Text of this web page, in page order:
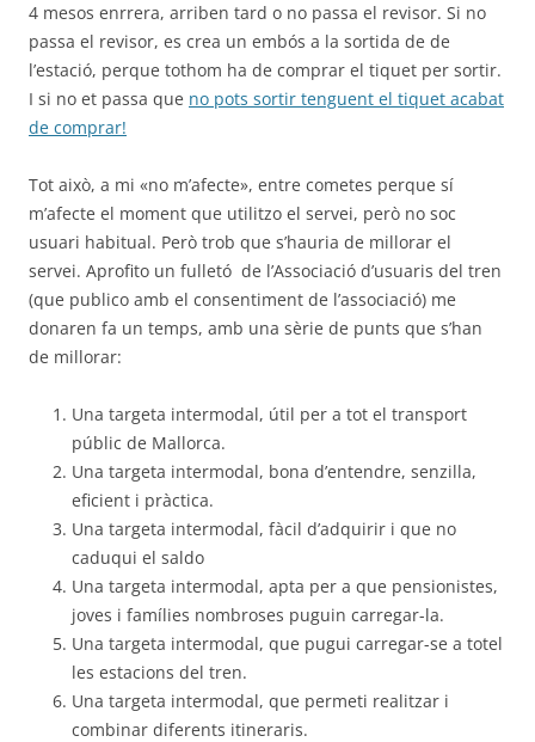
4 mesos enrrera, arriben tard o no passa el revisor. Si no
passa el revisor, es crea un embós a la sortida de de
l’estació, perque tothom ha de comprar el tiquet per sortir.
I si no et passa que no pots sortir tenguent el tiquet acabat
de comprar!
Tot això, a mi «no m’afecte», entre cometes perque sí
m’afecte el moment que utilitzo el servei, però no soc
usuari habitual. Però trob que s’hauria de millorar el
servei. Aprofito un fulletó de l’Associació d’usuaris del tren
(que publico amb el consentiment de l’associació) me
donaren fa un temps, amb una sèrie de punts que s’han
de millorar:
Una targeta intermodal, útil per a tot el transport
públic de Mallorca.
Una targeta intermodal, bona d’entendre, senzilla,
eficient i pràctica.
Una targeta intermodal, fàcil d’adquirir i que no
caduqui el saldo
Una targeta intermodal, apta per a que pensionistes,
joves i famílies nombroses puguin carregar-la.
Una targeta intermodal, que pugui carregar-se a totel
les estacions del tren.
Una targeta intermodal, que permeti realitzar i
combinar diferents itineraris.